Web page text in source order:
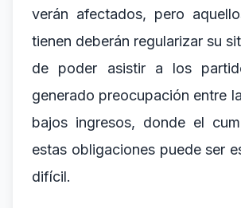
verán afectados, pero
tienen deberán regularizar su
de poder asistir a los
generado preocupación entre
bajos ingresos, donde el
estas obligaciones puede ser
difícil.